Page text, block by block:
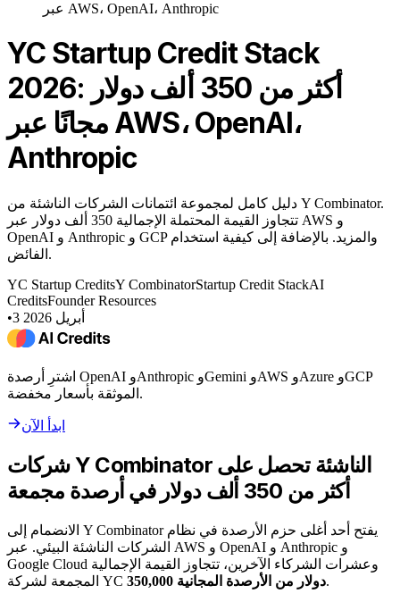
عبر AWS، OpenAI، Anthropic
YC Startup Credit Stack
2026: أكثر من 350 ألف دولار
مجانًا عبر AWS، OpenAI،
Anthropic
دليل كامل لمجموعة ائتمانات الشركات الناشئة من Y Combinator.
تتجاوز القيمة المحتملة الإجمالية 350 ألف دولار عبر AWS و
OpenAI و Anthropic و GCP والمزيد. بالإضافة إلى كيفية استخدام
الفائض.
YC Startup CreditsY CombinatorStartup Credit StackAI
CreditsFounder Resources
•
3 أبريل 2026
اشترِ أرصدة OpenAI وAnthropic وGemini وAWS وAzure وGCP
الموثقة بأسعار مخفضة.
ابدأ الآن
شركات Y Combinator الناشئة تحصل على
أكثر من 350 ألف دولار في أرصدة مجمعة
الانضمام إلى Y Combinator يفتح أحد أغلى حزم الأرصدة في نظام
الشركات الناشئة البيئي. عبر AWS و OpenAI و Anthropic و
Google Cloud وعشرات الشركاء الآخرين، تتجاوز القيمة الإجمالية
المجمعة لشركة YC
350,000 دولار من الأرصدة المجانية.